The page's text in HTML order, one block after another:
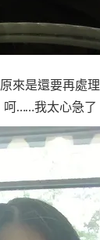
原來是還要再處理
呵……我太心急了